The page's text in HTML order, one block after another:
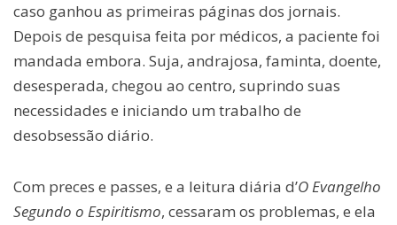
caso ganhou as primeiras páginas dos jornais.
Depois de pesquisa feita por médicos, a paciente foi
mandada embora. Suja, andrajosa, faminta, doente,
desesperada, chegou ao centro, suprindo suas
necessidades e iniciando um trabalho de
desobsessão diário.
Com preces e passes, e a leitura diária d’OEvangelho
Segundo o Espiritismo, cessaram os problemas, e ela